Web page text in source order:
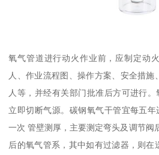
氧气管道进行动火作业前，应制定动
人、作业流程图、操作方案、安全措
人等，并经有关部门批准后方可进行
立即切断气源。碳钢氧气干管宜每五
一次 管壁测厚，主要测定弯头及调节阀
后的氧气管系，其中如有过滤器，则在